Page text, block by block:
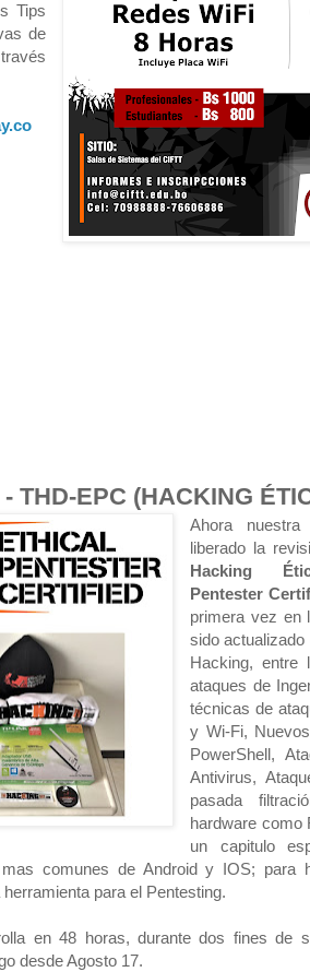
Tips
de
THD-EPC (HACKING
Ahora
liberado la
Hacking
Pentester
primera vez en
sido
Hacking, entre
ataques de
técnicas de
y Wi-Fi,
PowerShell,
Antivirus,
pasada
hardware como
un capitulo
comunes de Android y IOS; para
para el Pentesting.
en 48 horas, durante dos fines de
desde Agosto 17.